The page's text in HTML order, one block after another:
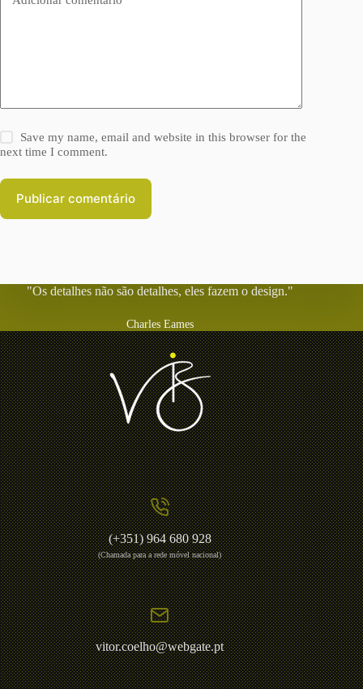
Save my name, email and website in this browser for the
next time I comment.
Publicar comentário
"Os detalhes não são detalhes, eles fazem o design."
Charles Eames
(+351) 964 680 928
(Chamada para a rede móvel nacional)
vitor.coelho@webgate.pt